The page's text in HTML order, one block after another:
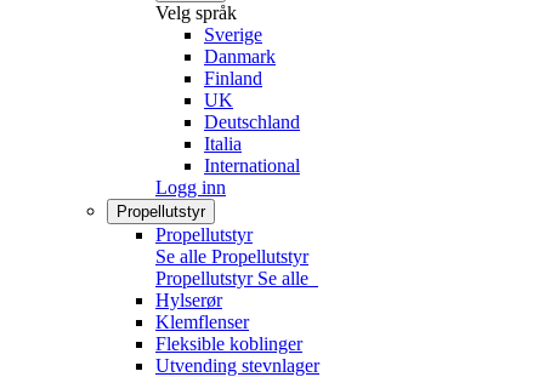
Velg språk
Sverige
Danmark
Finland
UK
Deutschland
Italia
International
Logg inn
Propellutstyr
Propellutstyr
Se alle Propellutstyr
Propellutstyr Se alle
Hylserør
Klemflenser
Fleksible koblinger
Utvending stevnlager